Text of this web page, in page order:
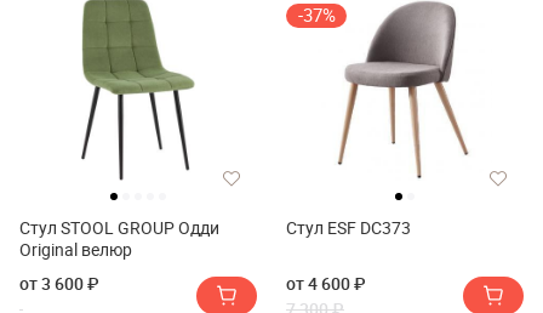
Стул STOOL GROUP Одди
Original велюр
от 3 600 ₽
-37%
Стул ESF DC373
от 4 600 ₽